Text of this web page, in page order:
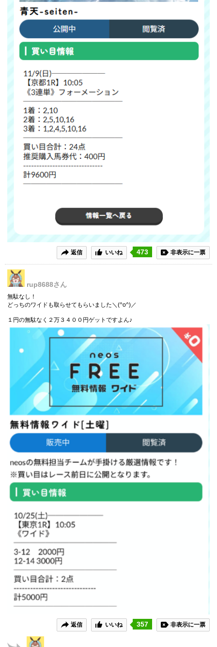
返信 いいね 473 非表示に一票
rup8688さん
無駄なし！
どっちのワイドも取らせてもらいました＼(^o^)／
１円の無駄なく２万３４００円ゲットですよん♪
返信 いいね 357 非表示に一票